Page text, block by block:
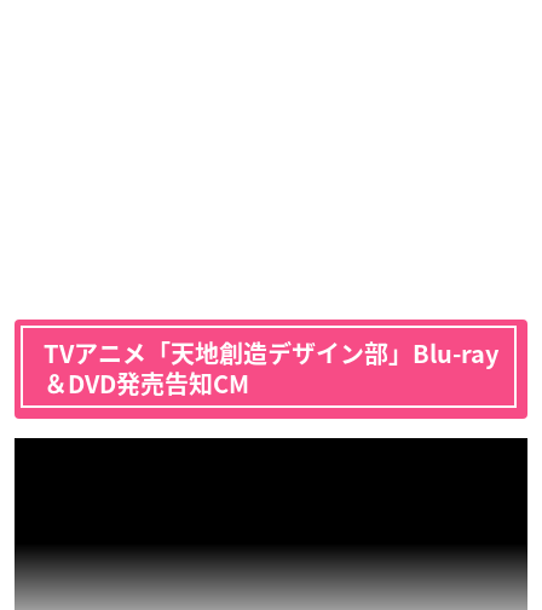
TVアニメ「天地創造デザイン部」Blu-ray
＆DVD発売告知CM